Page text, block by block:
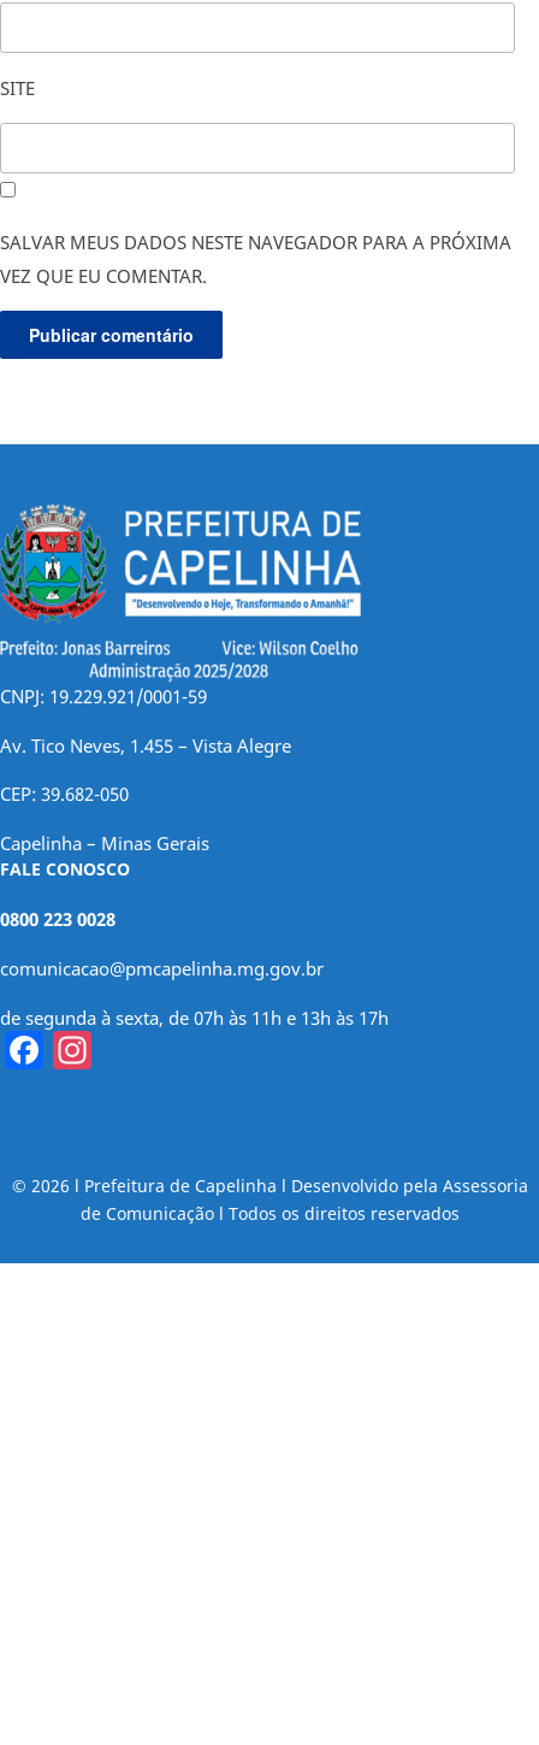
SITE
SALVAR MEUS DADOS NESTE NAVEGADOR PARA A PRÓXIMA
VEZ QUE EU COMENTAR.
CNPJ: 19.229.921/0001-59
Av. Tico Neves, 1.455 – Vista Alegre
CEP: 39.682-050
Capelinha – Minas Gerais
FALE CONOSCO
0800 223 0028
comunicacao@pmcapelinha.mg.gov.br
de segunda à sexta, de 07h às 11h e 13h às 17h
Facebook
© 2026 l Prefeitura de Capelinha l Desenvolvido pela Assessoria
de Comunicação l Todos os direitos reservados